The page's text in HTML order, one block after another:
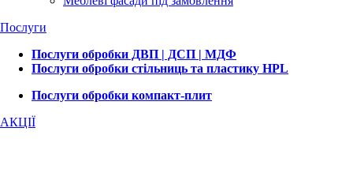
Послуги
Послуги обробки ДВП | ДСП | МДФ
Послуги обробки стільниць та пластику HPL
Послуги обробки компакт-плит
АКЦІЇ